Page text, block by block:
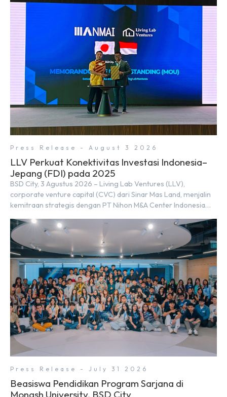
jalur sungai sepanjang 1,5 km yang dikelilingi lanskap tropis
Pathway. Transformasi ini merupakan bagian dari upaya
perusahaan untuk […]
Press Release - August 3 2026
LLV Perkuat Konektivitas Investasi Indonesia–
Jepang (FDI) pada 2025
BSD City, 3 Agustus 2026 – Living Lab Ventures (LLV),
corporate venture capital (CVC) dari Sinar Mas Land, menjalin
kemitraan strategis dengan PT Nihon M&A Center Indonesia
tersebut ditandai dengan penandatanganan Memorandum of
Understanding (MoU) oleh Bayu Seto (Partner at Living Lab
Ventures) dan Kosuke Kawata […]
Press Release - July 31 2026
Beasiswa Pendidikan Program Sarjana di
Monash University, BSD City